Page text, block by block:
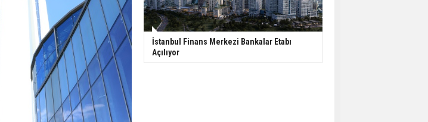
İstanbul Finans Merkezi Bankalar Etabı
Açılıyor